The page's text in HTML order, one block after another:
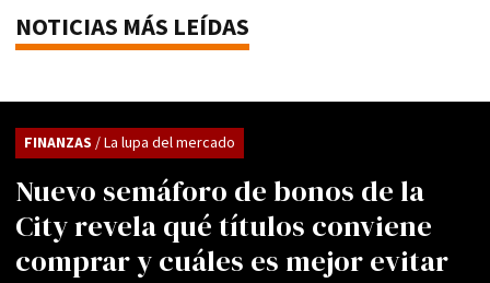
NOTICIAS MÁS LEÍDAS
Nuevo semáforo de bonos de la
City revela qué títulos conviene
comprar y cuáles es mejor evitar
FINANZAS / La lupa del mercado